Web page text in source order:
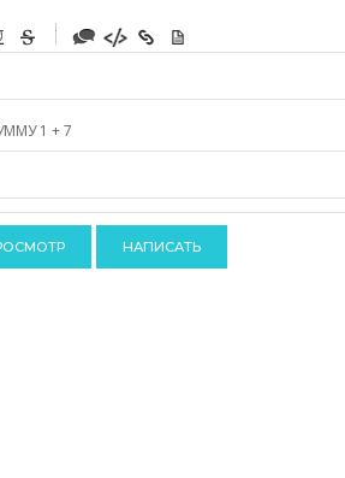
-
-
-
-
-
-
1 + 7